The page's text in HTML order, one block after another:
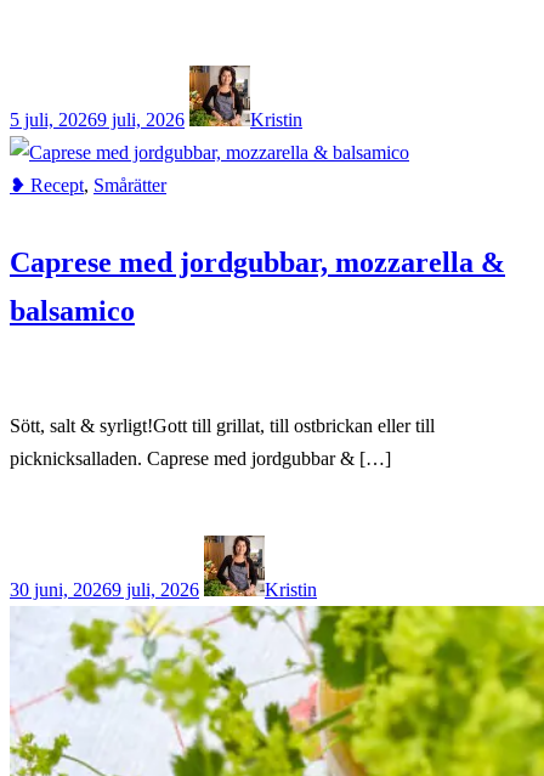
5 juli, 20269 juli, 2026 Kristin
❥ Recept, Smårätter
Caprese med jordgubbar, mozzarella &
balsamico
Sött, salt & syrligt!Gott till grillat, till ostbrickan eller till
picknicksalladen. Caprese med jordgubbar & […]
30 juni, 20269 juli, 2026 Kristin